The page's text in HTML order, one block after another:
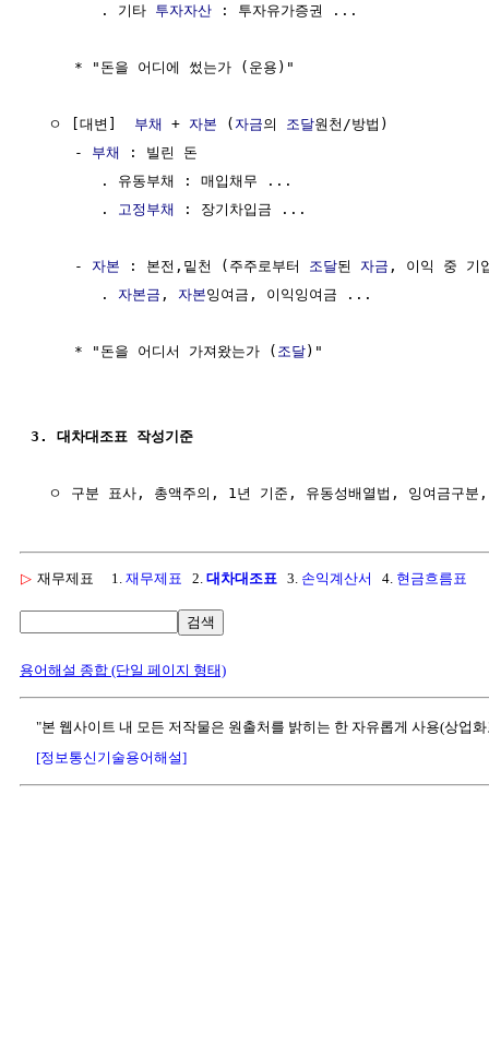
        . 기타
투자자산 : 투자유가증권 ...
     * "돈을 어디에 썼는가 (운용)"
  ㅇ [대변]
부채 + 자본 (자금의 조달원천/방법)
     -
부채
: 빌린 돈
        . 유동부채 : 매입채무 ...
        .
고정부채 : 장기차입금 ...
     -
자본 : 본전,밑천 (주주로부터 조달된 자금 , 이익 중 기
        .
자본금 , 자본잉여금, 이익잉여금 ...
     * "돈을 어디서 가져왔는가 (
조달)"
3. 대차대조표 작성기준
▷ 재무제표 1. 재무제표 2. 대차대조표 3. 손익계산서 4. 현금흐름표
검색
용어해설 종합 (단일 페이지 형태)
"본 웹사이트 내 모든 저작물은 원출처를 밝히는 한 자유롭게 사용(상업
[정보통신기술용어해설]